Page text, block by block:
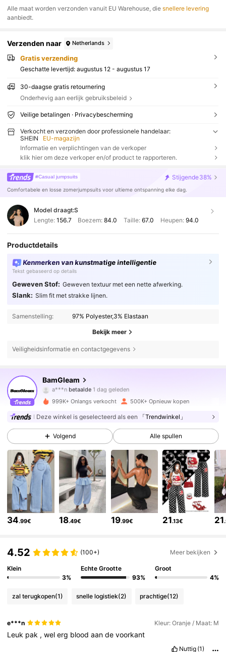
Alle maat worden verzonden vanuit EU Warehouse, diesnellere levering
aanbiedt.
Verzenden naar Netherlands
Gratis verzending
Geschatte levertijd: augustus 12 - augustus 17
30-daagse gratis retournering
Onderhevig aan eerlijk gebruiksbeleid
Veilige betalingen · Privacybescherming
Verkocht en verzonden door professionele handelaar:
SHEIN
EU-magazijn
Informatie en verplichtingen van de verkoper
klik hier om deze verkoper en/of product te rapporteren.
#Casual jumpsuits Stijgende38%
Comfortabele en losse zomerjumpsuits voor ultieme ontspanning elke dag.
Model draagt:S
Lengte: 156.7 Boezem:84.0 Taille: 67.0 Heupen: 94.0
Productdetails
Kenmerken van kunstmatige intelligentie
Tekst gebaseerd op details
Geweven Stof: Geweven textuur met een nette afwerking.
Slank: Slim fit met strakke lijnen.
Samenstelling: 97% Polyester,3% Elastaan
Bekijk meer
Veiligheidsinformatie en contactgegevens
BamGleam
a***nbetaalde
A***agevolgd 4 uur geleden
415K Volgers
4.82 415K Volgers
4.82 415K Volgers
4.82 415K Volgers
999K+ Onlangs verkocht 500K+ Opnieuw kopen
Deze winkel is geselecteerd als een 「Trendwinkel」
Volgend Alle spullen
34.99€ 18.49€ 19.99€ 21.13€ 21
4.52 (100+) Meer bekijken
Klein
3%
Echte Grootte
93%
Groot
4%
zal terugkopen(1) snelle logistiek(2) prachtige(12)
e***n Kleur: Oranje / Maat: M
Leuk pak ,welerg bloodaandevoorkant
Nuttig (1)